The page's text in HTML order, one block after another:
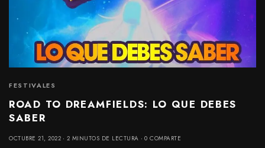
FESTIVALES
ROAD TO DREAMFIELDS: LO QUE DEBES
SABER
OCTUBRE 21, 2022 2 MINUTOS DE LECTURA 0 COMPARTE